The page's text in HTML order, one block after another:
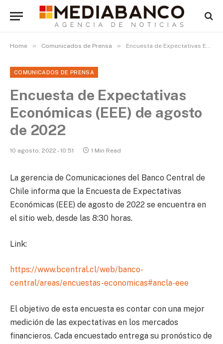
Home » Comunicados de Prensa » Encuesta de Expectativas Económicas (EEE) de agosto de 2022
COMUNICADOS DE PRENSA
Encuesta de Expectativas
Económicas (EEE) de agosto
de 2022
10 agosto, 2022 - 10:51 1 Min Read
La gerencia de Comunicaciones del Banco Central de
Chile informa que la Encuesta de Expectativas
Económicas (EEE) de agosto de 2022 se encuentra en
el sitio web, desde las 8:30 horas.
Link:
https://www.bcentral.cl/web/banco-
central/areas/encuestas-economicas#ancla-eee
El objetivo de esta encuesta es contar con una mejor
medición de las expectativas en los mercados
financieros. Cada encuestado entrega su pronóstico de